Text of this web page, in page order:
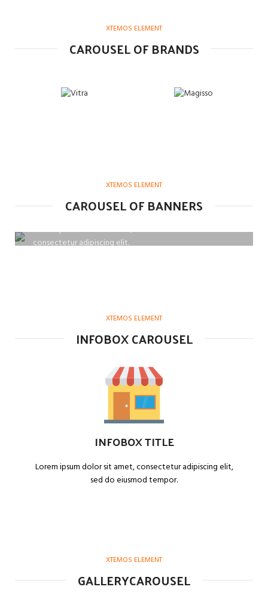
XTEMOS ELEMENT
CAROUSEL OF BRANDS
XTEMOS ELEMENT
CAROUSEL OF BANNERS
HOVER STYLE
BACKGROUND
Lorem ipsum dolor sit amet,
consectetur adipiscing elit.
XTEMOS ELEMENT
INFOBOX CAROUSEL
INFOBOX TITLE
Lorem ipsum dolor sit amet, consectetur adipiscing elit,
sed do eiusmod tempor.
XTEMOS ELEMENT
GALLERYCAROUSEL